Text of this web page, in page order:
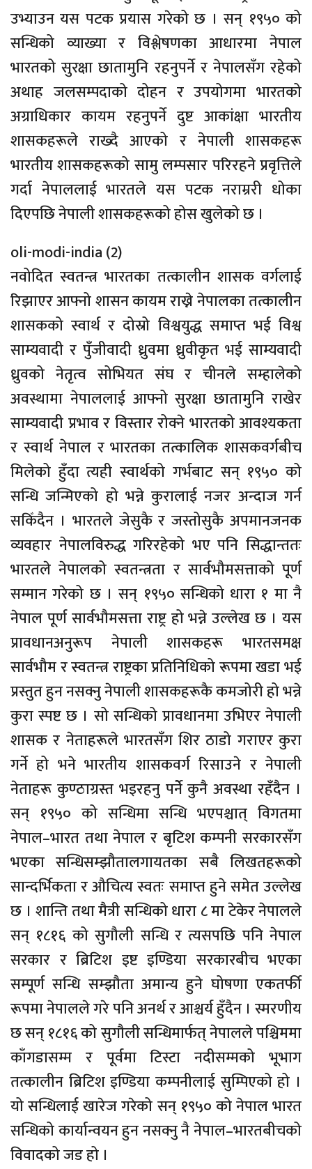
उभ्याउन यस पटक प्रयास गरेको छ । सन् १९५० को
सन्धिको व्याख्या र विश्लेषणका आधारमा नेपाल
भारतको सुरक्षा छातामुनि रहनुपर्ने र नेपालसँग रहेको
अथाह जलसम्पदाको दोहन र उपयोगमा भारतको
अग्राधिकार कायम रहनुपर्ने दुष्ट आकांक्षा भारतीय
शासकहरूले राख्दै आएको र नेपाली शासकहरू
भारतीय शासकहरूको सामु लम्पसार परिरहने प्रवृत्तिले
गर्दा नेपाललाई भारतले यस पटक नराम्ररी धोका
दिएपछि नेपाली शासकहरूको होस खुलेको छ ।
oli-modi-india (2)
नवोदित स्वतन्त्र भारतका तत्कालीन शासक वर्गलाई
रिझाएर आफ्नो शासन कायम राख्ने नेपालका तत्कालीन
शासकको स्वार्थ र दोस्रो विश्वयुद्ध समाप्त भई विश्व
साम्यवादी र पुँजीवादी ध्रुवमा ध्रुवीकृत भई साम्यवादी
ध्रुवको नेतृत्व सोभियत संघ र चीनले सम्हालेको
अवस्थामा नेपाललाई आफ्नो सुरक्षा छातामुनि राखेर
साम्यवादी प्रभाव र विस्तार रोक्ने भारतको आवश्यकता
र स्वार्थ नेपाल र भारतका तत्कालिक शासकवर्गबीच
मिलेको हुँदा त्यही स्वार्थको गर्भबाट सन् १९५० को
सन्धि जन्मिएको हो भन्ने कुरालाई नजर अन्दाज गर्न
सकिँदैन । भारतले जेसुकै र जस्तोसुकै अपमानजनक
व्यवहार नेपालविरुद्ध गरिरहेको भए पनि सिद्धान्ततः
भारतले नेपालको स्वतन्त्रता र सार्वभौमसत्ताको पूर्ण
सम्मान गरेको छ । सन् १९५० सन्धिको धारा १ मा नै
नेपाल पूर्ण सार्वभौमसत्ता राष्ट्र हो भन्ने उल्लेख छ । यस
प्रावधानअनुरूप नेपाली शासकहरू भारतसमक्ष
सार्वभौम र स्वतन्त्र राष्ट्रका प्रतिनिधिको रूपमा खडा भई
प्रस्तुत हुन नसक्नु नेपाली शासकहरूकै कमजोरी हो भन्ने
कुरा स्पष्ट छ । सो सन्धिको प्रावधानमा उभिएर नेपाली
शासक र नेताहरूले भारतसँग शिर ठाडो गराएर कुरा
गर्ने हो भने भारतीय शासकवर्ग रिसाउने र नेपाली
नेताहरू कुण्ठाग्रस्त भइरहनु पर्नेे कुनै अवस्था रहँदैन ।
सन् १९५० को सन्धिमा सन्धि भएपश्चात् विगतमा
नेपाल–भारत तथा नेपाल र बृटिश कम्पनी सरकारसँग
भएका सन्धिसम्झौतालगायतका सबै लिखतहरूको
सान्दर्भिकता र औचित्य स्वतः समाप्त हुने समेत उल्लेख
छ । शान्ति तथा मैत्री सन्धिको धारा ८ मा टेकेर नेपालले
सन् १८१६ को सुगौली सन्धि र त्यसपछि पनि नेपाल
सरकार र ब्रिटिश इष्ट इण्डिया सरकारबीच भएका
सम्पूर्ण सन्धि सम्झौता अमान्य हुने घोषणा एकतर्फी
रूपमा नेपालले गरे पनि अनर्थ र आश्चर्य हुँदैन । स्मरणीय
छ सन् १८१६ को सुगौली सन्धिमार्फत् नेपालले पश्चिममा
काँगडासम्म र पूर्वमा टिस्टा नदीसम्मको भूभाग
तत्कालीन ब्रिटिश इण्डिया कम्पनीलाई सुम्पिएको हो ।
यो सन्धिलाई खारेज गरेको सन् १९५० को नेपाल भारत
सन्धिको कार्यान्वयन हुन नसक्नु नै नेपाल–भारतबीचको
विवादको जड हो ।